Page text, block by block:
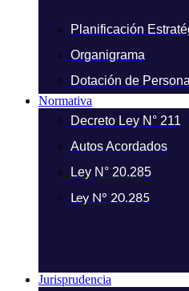
Planificación
Organigrama
Dotación de Personal
Normativa
Decreto Ley N° 211
Autos Acordados
Ley N° 20.285
Ley N° 20.285
Jurisprudencia